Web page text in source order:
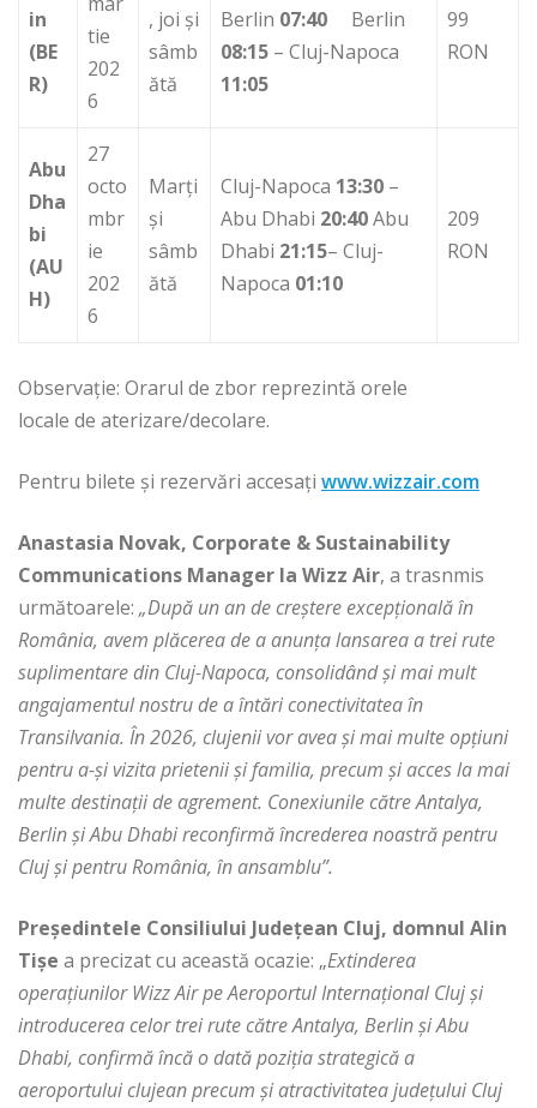
in
(BE
R)
tie
202
6
, joi și
sâmb
ătă
Berlin 07:40 Berlin
08:15 – Cluj-Napoca
11:05
99
RON
Abu
Dha
bi
(AU
H)
27
octo
mbr
ie
202
6
Marți
și
sâmb
ătă
Cluj-Napoca 13:30 –
Abu Dhabi 20:40Abu
Dhabi 21:15– Cluj-
Napoca 01:10
209
RON
Observație: Orarul de zbor reprezintă orele
locale de aterizare/decolare.
Pentru bilete și rezervări accesați www.wizzair.com
Anastasia Novak, Corporate & Sustainability
Communications Manager la Wizz Air, a trasnmis
următoarele: „După un an de creștere excepțională în
România, avem plăcerea de a anunța lansarea a trei rute
suplimentare din Cluj-Napoca, consolidând și mai mult
angajamentul nostru de a întări conectivitatea în
Transilvania. În 2026, clujenii vor avea și mai multe opțiuni
pentru a-și vizita prietenii și familia, precum și acces la mai
multe destinații de agrement. Conexiunile către Antalya,
Berlin și Abu Dhabi reconfirmă încrederea noastră pentru
Cluj și pentru România, în ansamblu”.
Preşedintele Consiliului Judeţean Cluj, domnul Alin
Tişe a precizat cu această ocazie: „Extinderea
operațiunilor Wizz Air pe Aeroportul Internațional Cluj și
introducerea celor trei rute către Antalya, Berlin și Abu
Dhabi, confirmă încă o dată poziția strategică a
aeroportului clujean precum și atractivitatea județului Cluj